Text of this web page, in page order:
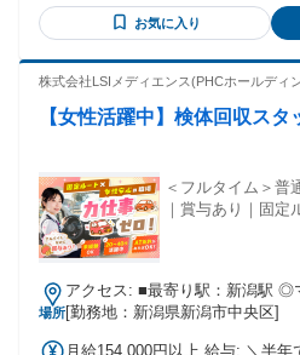
は20～30代が8割。 社会人マナ
か月みっちりと行うため、 安心
ん ・車の運転が好きな方 ・人の
仕事をしたい方 ・ママさん主婦主夫の
ターンの方も ご相談ください！ 【先輩の例】 42歳／ルート
のトラックドライバー 前職は体
に不安がありました。年齢や未
が、ここは頑張りが給与に直結
ぶだけでなく、様々なお客様に
り』が何より大切だと実感してい
お気に入り
株式会社LSIメディエンス(PHCホールディ
【女性活躍中】検体回収スタ
＜フルタイム＞普
｜賞与あり｜固
場所
アクセス: ■最寄り駅：新潟駅 ◎マイカー通勤OK！ └無料駐
車場あり ◎周辺エリアからの通勤者多数！ └江南区/東区/西
[勤務地：新潟県新潟市中央区]
月給154,000円以上 給与: ＼半年で約100万円稼げる！／ ■時